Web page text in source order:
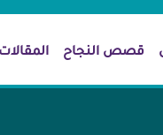
قصص النجاح المقالات